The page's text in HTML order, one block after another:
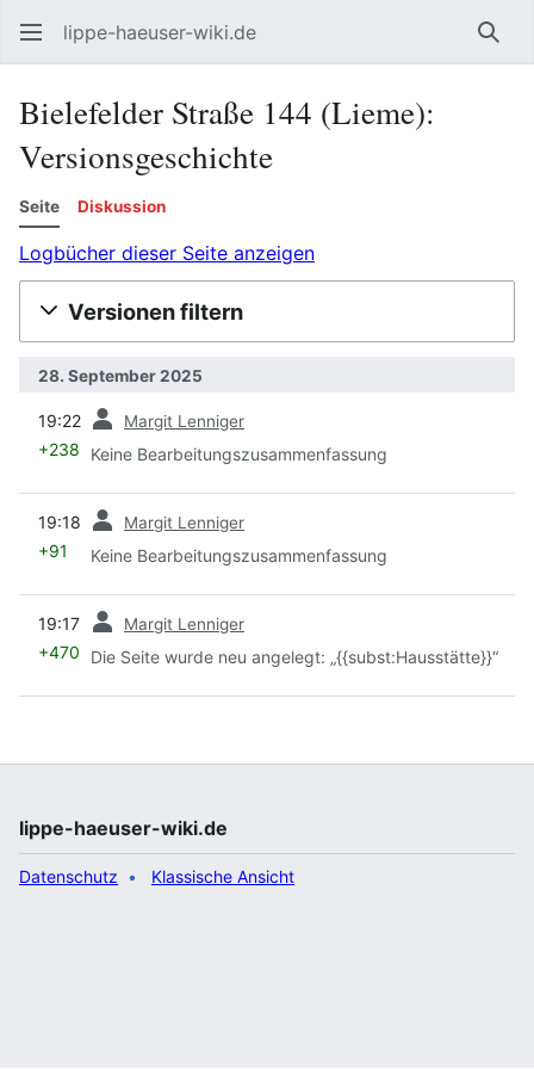
lippe-haeuser-wiki.de
Bielefelder Straße 144 (Lieme):
Versionsgeschichte
Seite Diskussion
Logbücher dieser Seite anzeigen
Versionen filtern
28. September 2025
19:22 Margit Lenniger
+238 Keine Bearbeitungszusammenfassung
19:18 Margit Lenniger
+91 Keine Bearbeitungszusammenfassung
19:17 Margit Lenniger
+470 Die Seite wurde neu angelegt: „{{subst:Hausstätte}}“
lippe-haeuser-wiki.de
Datenschutz Klassische Ansicht